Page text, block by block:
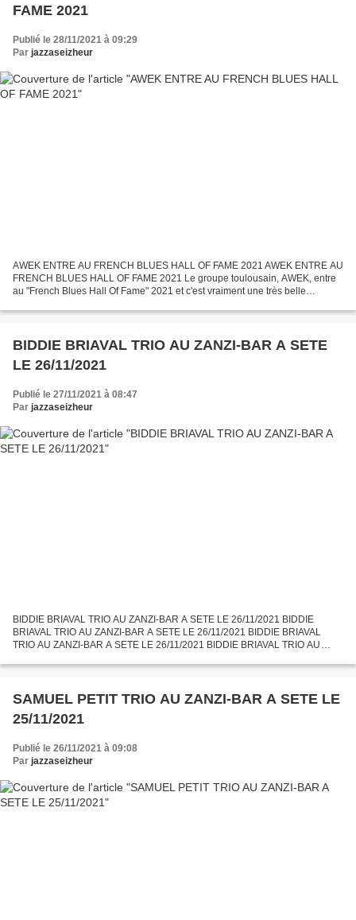
FAME 2021
Publié le 28/11/2021 à 09:29
Par jazzaseizheur
AWEK ENTRE AU FRENCH BLUES HALL OF FAME 2021 AWEK ENTRE AU
FRENCH BLUES HALL OF FAME 2021 Le groupe toulousain, AWEK, entre
au "French Blues Hall Of Fame" 2021 et c'est vraiment une très belle
BIDDIE BRIAVAL TRIO AU ZANZI-BAR A SETE
LE 26/11/2021
Publié le 27/11/2021 à 08:47
Par jazzaseizheur
BIDDIE BRIAVAL TRIO AU ZANZI-BAR A SETE LE 26/11/2021 BIDDIE
BRIAVAL TRIO AU ZANZI-BAR A SETE LE 26/11/2021 BIDDIE BRIAVAL
TRIO AU ZANZI-BAR A SETE LE 26/11/2021 BIDDIE BRIAVAL TRIO AU
SAMUEL PETIT TRIO AU ZANZI-BAR A SETE LE
25/11/2021
Publié le 26/11/2021 à 09:08
Par jazzaseizheur